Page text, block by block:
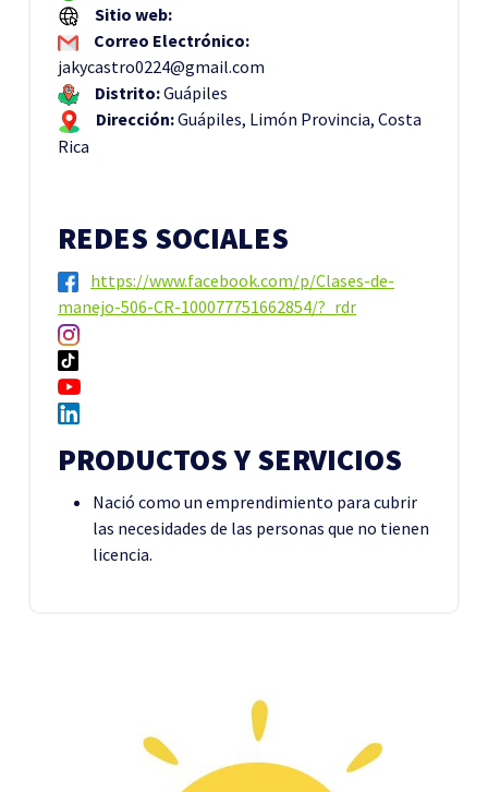
Sitio web:
Correo Electrónico:
jakycastro0224@gmail.com
Distrito:Guápiles
Dirección:Guápiles, Limón Provincia, Costa
Rica
REDES SOCIALES
https://www.facebook.com/p/Clases-de-
manejo-506-CR-100077751662854/?_rdr
PRODUCTOS Y SERVICIOS
Nació como un emprendimiento para cubrir
las necesidades de las personas que no tienen
licencia.